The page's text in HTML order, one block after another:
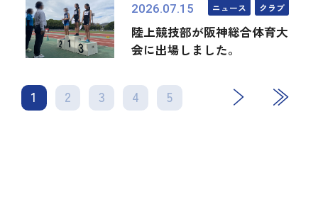
2026.07.15 ニュース クラブ
陸上競技部が阪神総合体育大
会に出場しました。
1 2 3 4 5
次